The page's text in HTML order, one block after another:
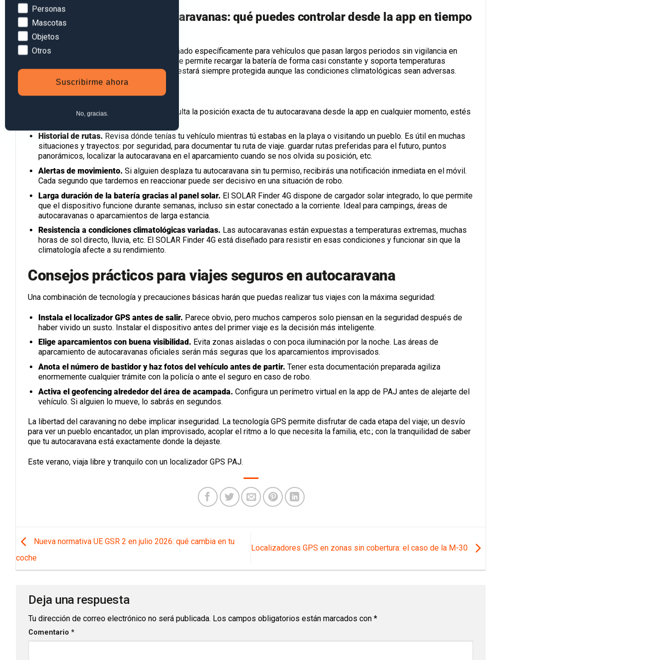
SOLAR Finder 4G para autocaravanas: qué puedes controlar desde la app en tiempo
real
ElSOLAR Finder 4G de PAJ GPS
está diseñado específicamente para vehículos que pasan largos periodos sin vigilancia en
espacios exteriores, ya que su panel solar le permite recargar la batería de forma casi constante y soporta temperaturas
extremas. De esta manera, la autocaravana estará siempre protegida aunque las condiciones climatológicas sean adversas.
Sus principales funciones y beneficios son:
Localización 24/7 desde el móvil.
Consulta la posición exacta de tu autocaravana desde la app en cualquier momento, estés
Historial de rutas. Revisa dónde tenías tu vehículo mientras tú estabas en la playa o visitando un pueblo. Es útil en muchas
situaciones y trayectos: por seguridad, para documentar tu ruta de viaje. guardar rutas preferidas para el futuro, puntos
panorámicos, localizar la autocaravana en el aparcamiento cuando se nos olvida su posición, etc.
Alertas de movimiento. Si alguien desplaza tu autocaravana sin tu permiso, recibirás una notificación inmediata en el móvil.
Cada segundo que tardemos en reaccionar puede ser decisivo en una situación de robo.
Larga duración de la batería gracias al panel solar. El SOLAR Finder 4G dispone de cargador solar integrado, lo que permite
que el dispositivo funcione durante semanas, incluso sin estar conectado a la corriente. Ideal para campings, áreas de
autocaravanas o aparcamientos de larga estancia.
Resistencia a condiciones climatológicas variadas. Las autocaravanas están expuestas a temperaturas extremas, muchas
horas de sol directo, lluvia, etc. El SOLAR Finder 4G está diseñado para resistir en esas condiciones y funcionar sin que la
climatología afecte a su rendimiento.
Consejos prácticos para viajes seguros en autocaravana
Una combinación de tecnología y precauciones básicas harán que puedas realizar tus viajes con la máxima seguridad:
Instala el localizador GPS antes de salir. Parece obvio, pero muchos camperos solo piensan en la seguridad después de
haber vivido un susto. Instalar el dispositivo antes del primer viaje es la decisión más inteligente.
Elige aparcamientos con buena visibilidad. Evita zonas aisladas o con poca iluminación por la noche. Las áreas de
aparcamiento de autocaravanas oficiales serán más seguras que los aparcamientos improvisados.
Anota el número de bastidor y haz fotos del vehículo antes de partir. Tener esta documentación preparada agiliza
enormemente cualquier trámite con la policía o ante el seguro en caso de robo.
Activa el geofencing alrededor del área de acampada. Configura un perímetro virtual en la app de PAJ antes de alejarte del
vehículo. Si alguien lo mueve, lo sabrás en segundos.
La libertad del caravaning no debe implicar inseguridad. La tecnología GPS permite disfrutar de cada etapa del viaje; un desvío
para ver un pueblo encantador, un plan improvisado, acoplar el ritmo a lo que necesita la familia, etc.; con la tranquilidad de saber
que tu autocaravana está exactamente donde la dejaste.
Este verano, viaja libre y tranquilo con un localizador GPS PAJ.
Nueva normativa UE GSR 2 en julio 2026: qué cambia en tu
coche
Localizadores GPS en zonas sin cobertura: el caso de la M-30
Deja una respuesta
Tu dirección de correo electrónico no será publicada. Los campos obligatorios están marcados con *
Comentario *
Personas
Mascotas
Objetos
Otros
Suscribirme ahora
No, gracias.